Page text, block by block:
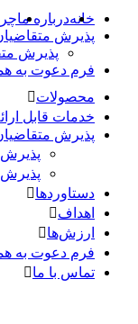
خانهدرباره ما
پذیرش
پذیرش
فرم دعوت به
محصولات
خدمات قابل
پذیرش
دستاوردها
اهداف
ارزش‌ها
فرم دعوت به
تماس با ما